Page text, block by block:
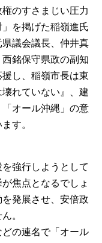
のすさまじい圧力
を掲げた稲嶺進氏
議会議長、仲井真
銘保守県政の副知
し、稲嶺市長は東
れていない』、建
オール沖縄」の意
す。
強行しようとして
焦点となるでしょ
発展させ、安倍政
。
の連名で「オール